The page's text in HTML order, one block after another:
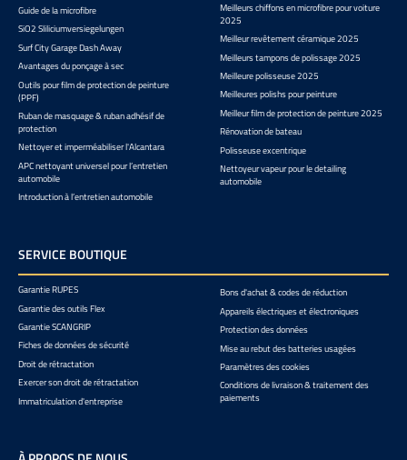
Guide de la microfibre
SiO2 Sliliciumversiegelungen
Surf City Garage Dash Away
Avantages du ponçage à sec
Outils pour film de protection de peinture
(PPF)
Ruban de masquage & ruban adhésif de
protection
Nettoyer et imperméabiliser l'Alcantara
APC nettoyant universel pour l’entretien
automobile
Introduction à l’entretien automobile
Meilleurs chiffons en microfibre pour voiture
2025
Meilleur revêtement céramique 2025
Meilleurs tampons de polissage 2025
Meilleure polisseuse 2025
Meilleures polishs pour peinture
Meilleur film de protection de peinture 2025
Rénovation de bateau
Polisseuse excentrique
Nettoyeur vapeur pour le detailing
automobile
SERVICE BOUTIQUE
Garantie RUPES
Garantie des outils Flex
Garantie SCANGRIP
Fiches de données de sécurité
Droit de rétractation
Exercer son droit de rétractation
Immatriculation d'entreprise
Bons d'achat & codes de réduction
Appareils électriques et électroniques
Protection des données
Mise au rebut des batteries usagées
Paramètres des cookies
Conditions de livraison & traitement des
paiements